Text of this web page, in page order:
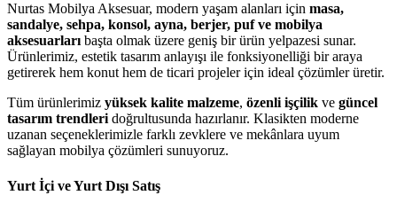
Nurtas Mobilya Aksesuar, modern yaşam alanları için masa,
sandalye, sehpa, konsol, ayna, berjer, puf ve mobilya
aksesuarları başta olmak üzere geniş bir ürün yelpazesi sunar.
Ürünlerimiz, estetik tasarım anlayışı ile fonksiyonelliği bir araya
getirerek hem konut hem de ticari projeler için ideal çözümler üretir.
Tüm ürünlerimiz yüksek kalite malzeme, özenli işçilik ve güncel
tasarım trendleri doğrultusunda hazırlanır. Klasikten moderne
uzanan seçeneklerimizle farklı zevklere ve mekânlara uyum
sağlayan mobilya çözümleri sunuyoruz.
Yurt İçi ve Yurt Dışı Satış